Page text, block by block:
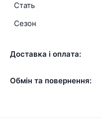
Стать
Сезон
Доставка і оплата:
Обмін та повернення: